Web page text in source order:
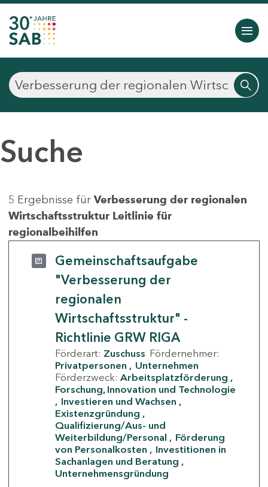
Suche
5 Ergebnisse für Verbesserung der regionalen
Wirtschaftsstruktur Leitlinie für
regionalbeihilfen
Gemeinschaftsaufgabe
"Verbesserung der
regionalen
Wirtschaftsstruktur" -
Richtlinie GRW RIGA
Förderart: Zuschuss Fördernehmer:
Privatpersonen
Unternehmen
Förderzweck: Arbeitsplatzförderung
Forschung, Innovation und Technologie
Investieren und Wachsen
Existenzgründung
Qualifizierung/Aus- und
Weiterbildung/Personal
Förderung
von Personalkosten
Investitionen in
Sachanlagen und Beratung
Unternehmensgründung